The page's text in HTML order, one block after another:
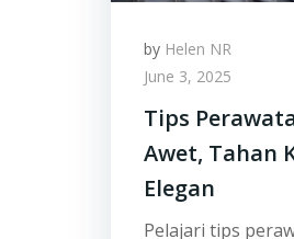
by Helen NR
June 3, 2025
Tips
Awet, Tahan
Elegan
Pelajari tips